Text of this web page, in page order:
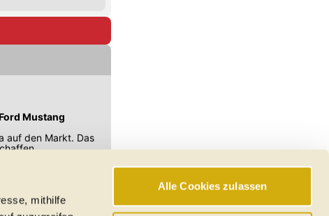
mithilfe
Alle Cookies zulassen
Mustang
auf den Markt. Das
Reichweiten